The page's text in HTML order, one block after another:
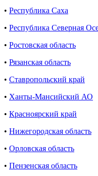
• Республика Саха
• Республика Северная
• Ростовская область
• Рязанская область
• Ставропольский край
• Ханты-Мансийский АО
• Красноярский край
• Нижегородская область
• Орловская область
• Пензенская область